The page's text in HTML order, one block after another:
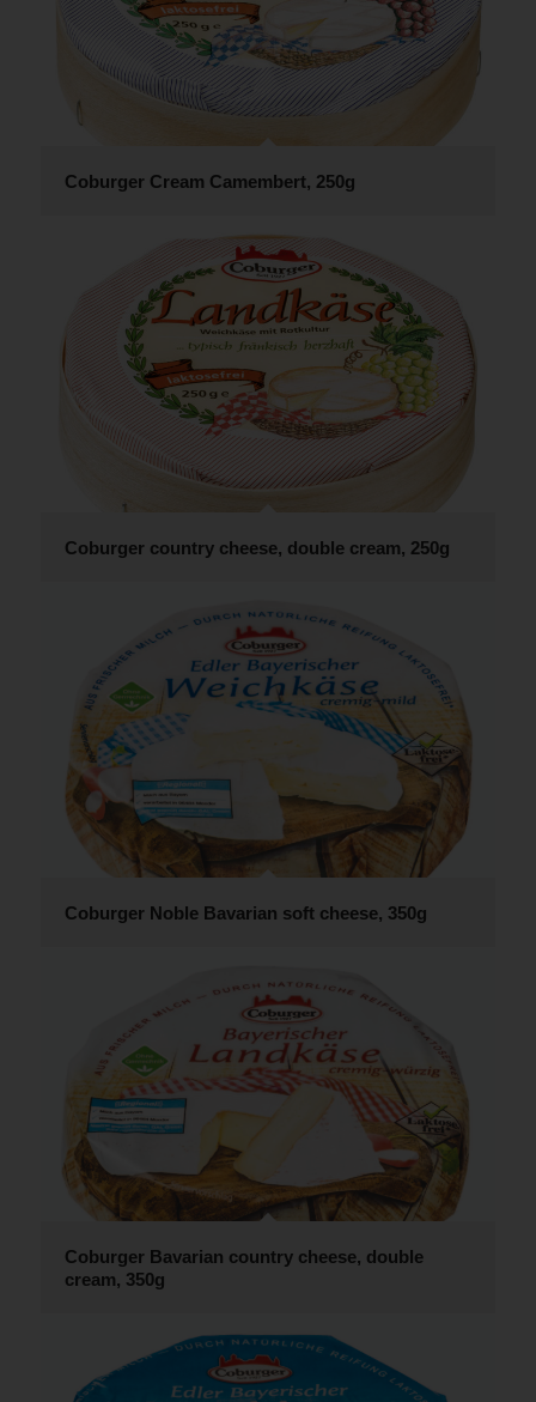
Coburger Cream Camembert, 250g
Coburger country cheese, double cream, 250g
Coburger Noble Bavarian soft cheese, 350g
Coburger Bavarian country cheese, double
cream, 350g